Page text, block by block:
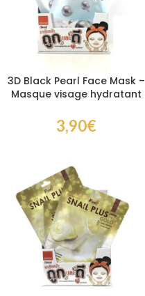
3D Black Pearl Face Mask –
Masque visage hydratant
3,90€